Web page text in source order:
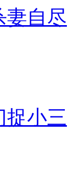
妻自尽
捉小三